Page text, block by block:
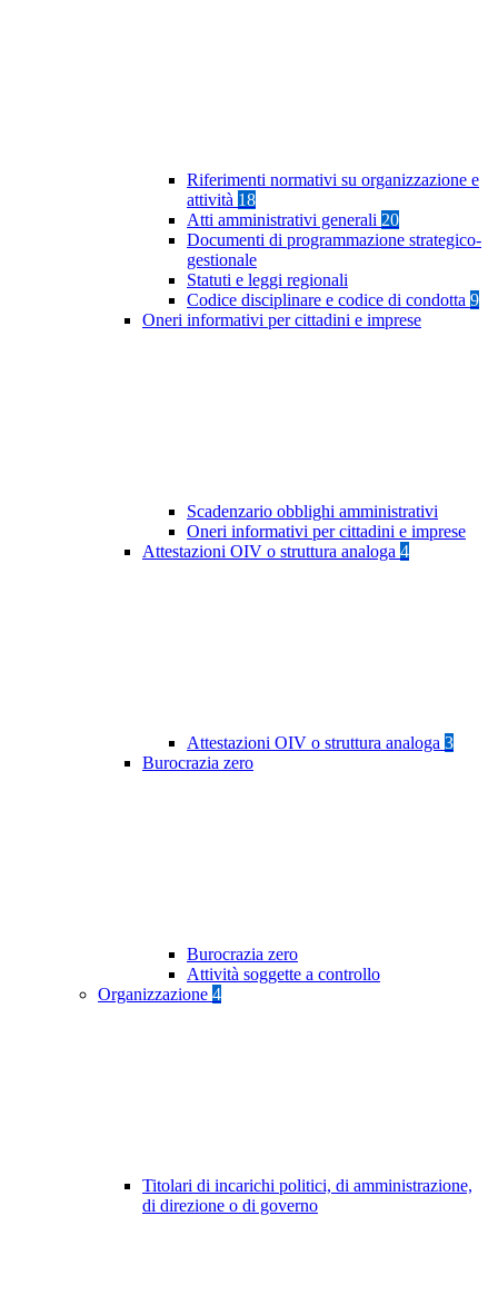
Riferimenti normativi su organizzazione e
attività 18
Atti amministrativi generali 20
Documenti di programmazione strategico-
gestionale
Statuti e leggi regionali
Codice disciplinare e codice di condotta 9
Oneri informativi per cittadini e imprese
Scadenzario obblighi amministrativi
Oneri informativi per cittadini e imprese
Attestazioni OIV o struttura analoga 4
Attestazioni OIV o struttura analoga 3
Burocrazia zero
Burocrazia zero
Attività soggette a controllo
Organizzazione 4
Titolari di incarichi politici, di amministrazione,
di direzione o di governo